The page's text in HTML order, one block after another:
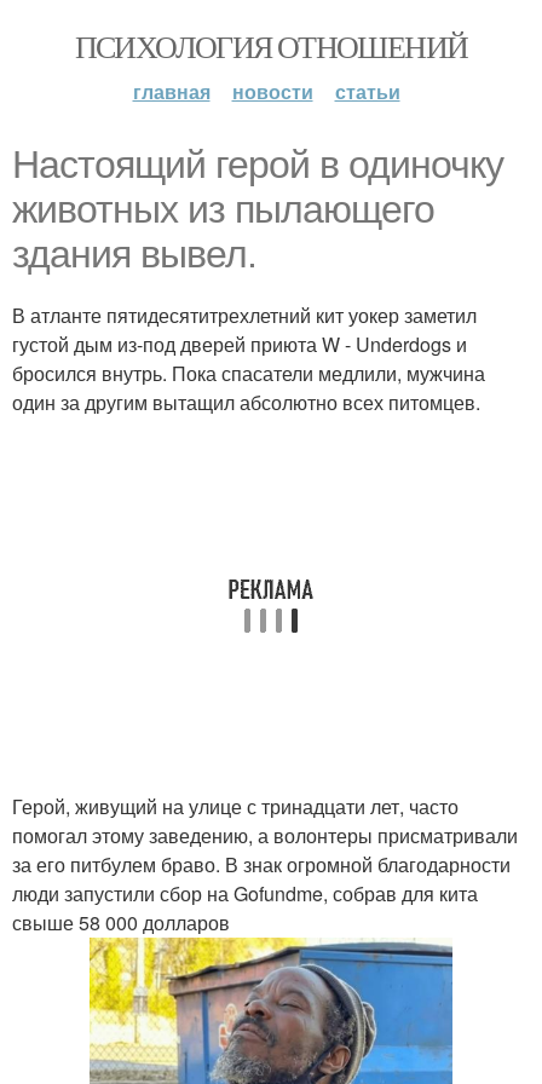
ПСИХОЛОГИЯ ОТНОШЕНИЙ
главная новости статьи
Настоящий герой в одиночку
животных из пылающего
здания вывел.
В атланте пятидесятитрехлетний кит уокер заметил
густой дым из-под дверей приюта W - Underdogs и
бросился внутрь. Пока спасатели медлили, мужчина
один за другим вытащил абсолютно всех питомцев.
Герой, живущий на улице с тринадцати лет, часто
помогал этому заведению, а волонтеры присматривали
за его питбулем браво. В знак огромной благодарности
люди запустили сбор на Gofundme, собрав для кита
свыше 58 000 долларов